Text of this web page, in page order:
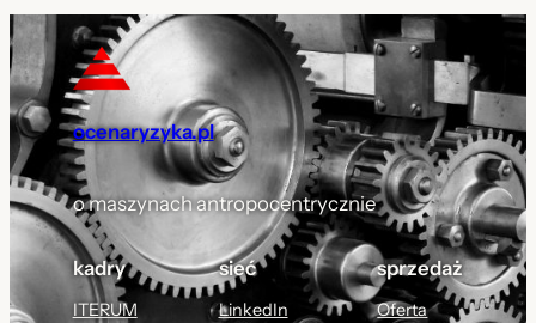
ocenaryzyka.pl
o maszynach antropocentrycznie
kadry
ITERUM
sieć
LinkedIn
sprzedaż
Oferta